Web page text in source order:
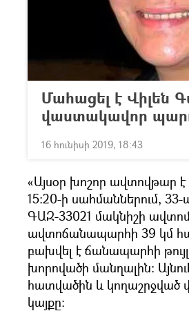
Մահացել է Վիլեն
վաստակավոր
16 հունիսի 2019, 18:43
«Այսօր խոշոր ավտովթար է
15:20-ի սահմաններում,
ԳԱԶ-33021 մակնիշի
ավտոճանապարհի 39 կմ
բախվել է ճանապարհի
խորովածի մանղալին։
հատվածին և կողաշրջված
կայքը։